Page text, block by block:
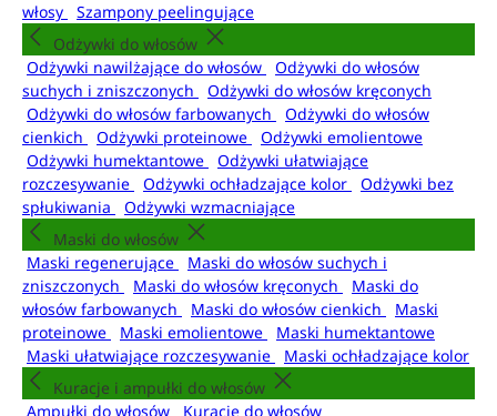
włosy
Szampony peelingujące
Odżywki do włosów
Odżywki nawilżające do włosów
Odżywki do włosów
suchych i zniszczonych
Odżywki do włosów kręconych
Odżywki do włosów farbowanych
Odżywki do włosów
cienkich
Odżywki proteinowe
Odżywki emolientowe
Odżywki humektantowe
Odżywki ułatwiające
rozczesywanie
Odżywki ochładzające kolor
Odżywki bez
spłukiwania
Odżywki wzmacniające
Maski do włosów
Maski regenerujące
Maski do włosów suchych i
zniszczonych
Maski do włosów kręconych
Maski do
włosów farbowanych
Maski do włosów cienkich
Maski
proteinowe
Maski emolientowe
Maski humektantowe
Maski ułatwiające rozczesywanie
Maski ochładzające kolor
Kuracje i ampułki do włosów
Ampułki do włosów
Kuracje do włosów